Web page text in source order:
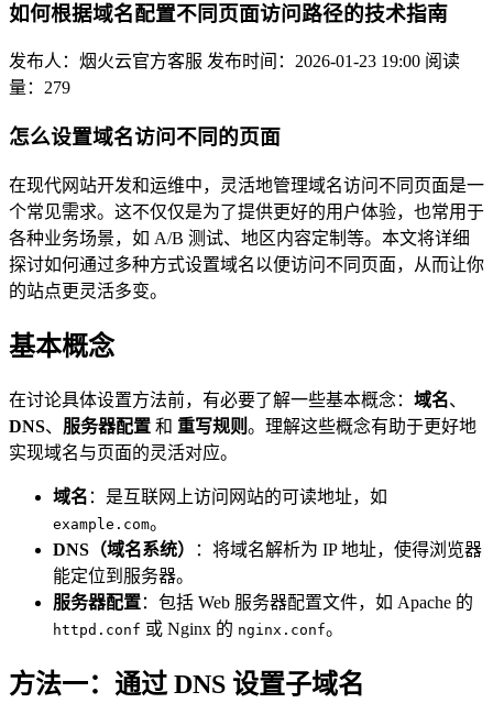
如何根据域名配置不同页面访问路径的技术指南
发布人：烟火云官方客服 发布时间：2026-01-23 19:00 阅读
量：279
怎么设置域名访问不同的页面
在现代网站开发和运维中，灵活地管理域名访问不同页面是一
个常见需求。这不仅仅是为了提供更好的用户体验，也常用于
各种业务场景，如 A/B 测试、地区内容定制等。本文将详细
探讨如何通过多种方式设置域名以便访问不同页面，从而让你
的站点更灵活多变。
基本概念
在讨论具体设置方法前，有必要了解一些基本概念： 域名、
DNS、 服务器配置 和 重写规则。理解这些概念有助于更好地
实现域名与页面的灵活对应。
域名 ：是互联网上访问网站的可读地址，如
example.com。
DNS（域名系统）
：将域名解析为 IP 地址，使得浏览器
能定位到服务器。
服务器配置：包括 Web 服务器配置文件，如 Apache 的
httpd.conf 或 Nginx 的 nginx.conf。
方法一：通过 DNS 设置子域名